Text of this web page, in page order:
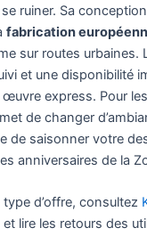
ruiner. Sa conception
fabrication
sur routes urbaines.
et une disponibilité
express. Pour
de changer
de saisonner votre
anniversaires de la
d’offre, consultez
et lire les retours des